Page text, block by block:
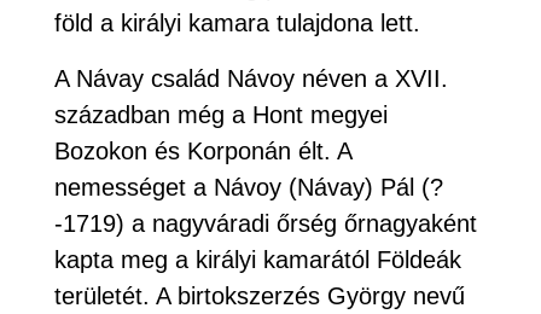
föld a királyi kamara tulajdona lett.
A Návay család Návoy néven a XVII.
században még a Hont megyei
Bozokon és Korponán élt. A
nemességet a Návoy (Návay) Pál (?
-1719) a nagyváradi őrség őrnagyaként
kapta meg a királyi kamarától Földeák
területét. A birtokszerzés György nevű